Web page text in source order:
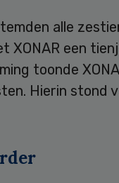
alle
XONAR een
toonde
Hierin stond